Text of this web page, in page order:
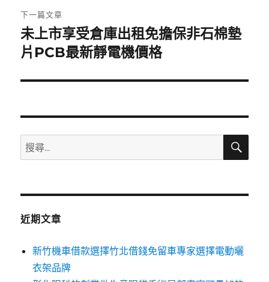
章:
下一篇文章
下
一
文
未上市享受倉庫出租免擔保非石棉墊
片PCB最新靜電機價格
搜
尋
鍵
搜
近期文章
新竹機車借款選擇竹北借錢免留車專家選擇電動曬
衣架品牌